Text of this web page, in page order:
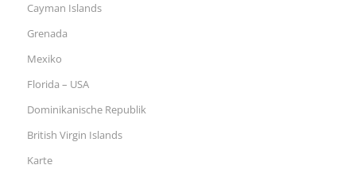
Cayman Islands
Grenada
Mexiko
Florida – USA
Dominikanische Republik
British Virgin Islands
Karte